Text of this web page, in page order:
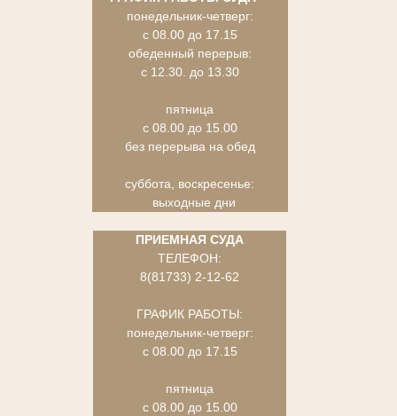
понедельник-четверг:
с 08.00 до 17.15
обеденный перерыв:
с 12.30. до 13.30
пятница
с 08.00 до 15.00
без перерыва на обед
суббота, воскресенье:
выходные дни
ПРИЕМНАЯ СУДА
ТЕЛЕФОН:
8(81733) 2-12-62
ГРАФИК РАБОТЫ:
понедельник-четверг:
с 08.00 до 17.15
пятница
с 08.00 до 15.00